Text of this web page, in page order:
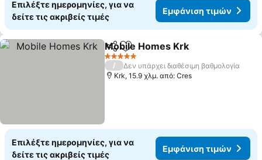
Επιλέξτε ημερομηνίες, για να
δείτε τις ακριβείς τιμές
Εμφάνιση τιμών
Κοινοποίηση
Προσθήκη στα αγαπημένα
Mobile Homes Krk
5 Αστέρια
/
Δεν υπάρχει διαθέσιμη βαθμολογία
Krk, 15.9 χλμ. από: Cres
Επιλέξτε ημερομηνίες, για να
δείτε τις ακριβείς τιμές
Εμφάνιση τιμών